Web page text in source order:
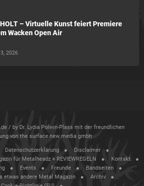
– Virtuelle Kunst feiert Premiere
Wacken Open Air
2026
/ by Dr. Lydia Polwin-Plass mit der freundlichen
von the surface new media gmbh
Datenschutzerklärung
Disclaimer
für Metalheadz + REVIEWREGELN
Kontakt
Events Freunde
Bandseiten
etwas andere Metal Magazin
Archiv